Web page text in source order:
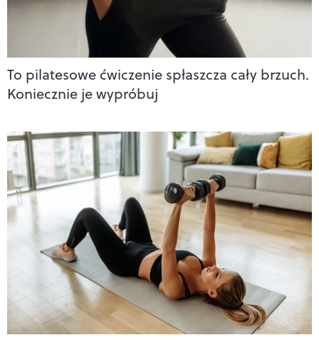
To pilatesowe ćwiczenie spłaszcza cały brzuch.
Koniecznie je wypróbuj